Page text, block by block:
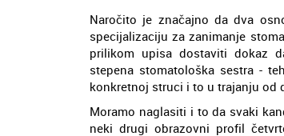
Naročito je značajno da dva
specijalizaciju za zanimanje
prilikom upisa dostaviti dokaz
stepena stomatološka sestra -
konkretnoj struci i to u trajanju od
Moramo naglasiti i to da svaki
neki drugi obrazovni profil